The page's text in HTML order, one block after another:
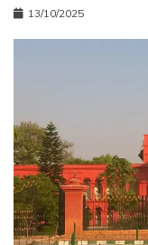
13/10/2025